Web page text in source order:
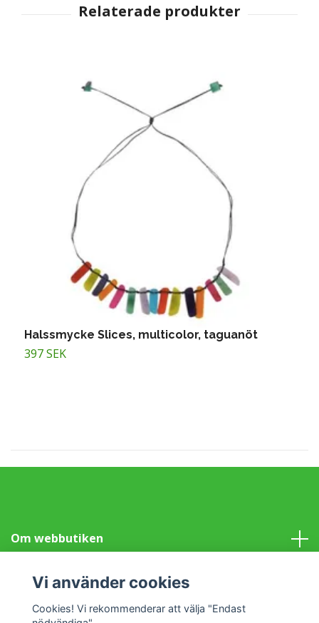
Halssmycke Slices, multicolor, taguanöt
397 SEK
Om webbutiken
Information
Sociala medier
Vi använder cookies
Cookies! Vi rekommenderar att välja "Endast